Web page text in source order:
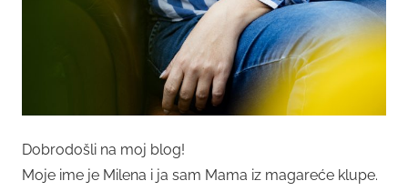
Dobrodošli na moj blog!
Moje ime je Milena i ja sam Mama iz magareće klupe.